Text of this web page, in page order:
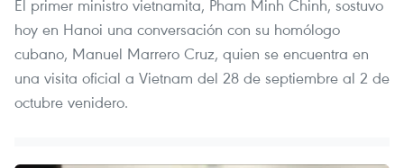
El primer ministro vietnamita, Pham Minh Chinh, sostuvo
hoy en Hanoi una conversación con su homólogo
cubano, Manuel Marrero Cruz, quien se encuentra en
una visita oficial a Vietnam del 28 de septiembre al 2 de
octubre venidero.